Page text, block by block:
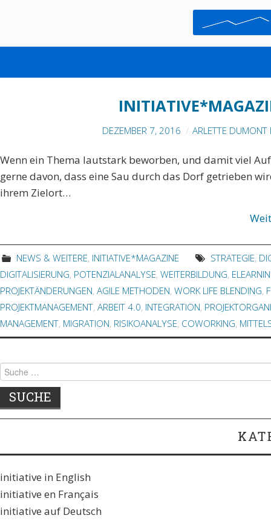
DEZEMBER 7, 2016 ARLETTE DUMONT
Wenn ein Thema lautstark beworben, und damit viel
gerne davon, dass eine Sau durch das Dorf getrieben
ihrem Zielort…
NEWS & WEITERE, INITIATIVE*MAGAZINE STRATEGIE,
DIGITALISIERUNG, POTENZIALANALYSE, WEITERBILDUNG,
PROJEKTÄNDERUNGEN, AGILE METHODEN, WORK LIFE BLENDING,
PROJEKTMANAGEMENT, ARBEIT 4.0, INTEGRATION,
MANAGEMENT, MIGRATION, RISIKOANALYSE, COWORKING,
Suche
nach:
initiative in English
initiative en Français
initiative auf Deutsch